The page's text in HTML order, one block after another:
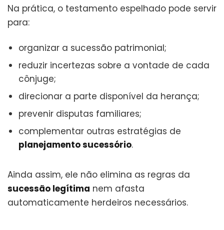
Na prática, o testamento espelhado pode servir
para:
organizar a sucessão patrimonial;
reduzir incertezas sobre a vontade de cada
cônjuge;
direcionar a parte disponível da herança;
prevenir disputas familiares;
complementar outras estratégias de
planejamento sucessório.
Ainda assim, ele não elimina as regras da
sucessão legítima nem afasta
automaticamente herdeiros necessários.